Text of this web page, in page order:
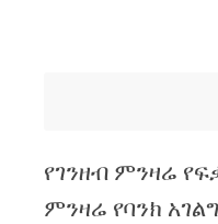
የገንዘብ ምንዛሬ
ምንዛሬ የባንክ